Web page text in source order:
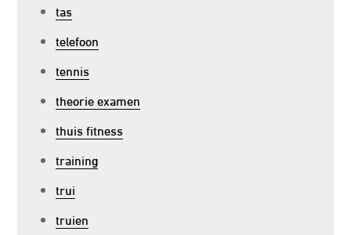
tas
telefoon
tennis
theorie examen
thuis fitness
training
trui
truien